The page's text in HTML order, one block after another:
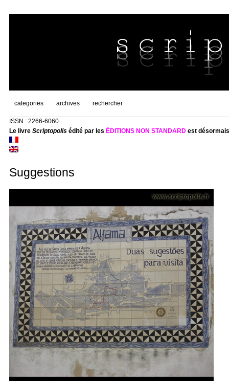
categories archives rechercher
ISSN : 2266-6060
Le livre Scriptopolisédité par les ÉDITIONS NON STANDARDest
Suggestions